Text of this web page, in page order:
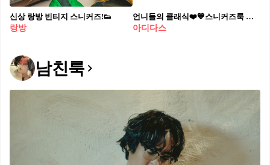
신상 랑방 빈티지 스니커즈!👟
랑방
언니들의 클래식❤️💙스니커즈룩 레드&블루 컬러 아디다스 가젤 인도어👟@출시 #광고
아디다스
남친룩